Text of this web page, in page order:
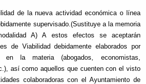
de la nueva actividad económica o línea
supervisado.(Sustituye a la memoria
A) A estos efectos se aceptarán
de Viabilidad debidamente elaborados por
en la materia (abogados, economistas,
así como aquellos que cuenten con el visto
colaboradoras con el Ayuntamiento de